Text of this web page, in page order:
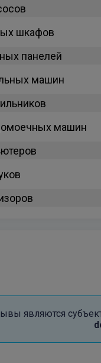
шкафов
панелей
машин
машин
являются